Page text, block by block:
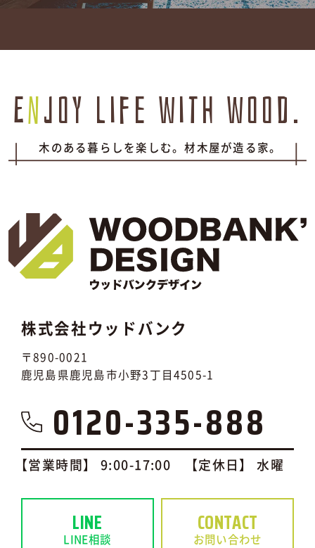
Enjoy life with wood.
木のある暮らしを楽しむ。材木屋が造る家。
株式会社ウッドバンク
〒890-0021
鹿児島県鹿児島市小野3丁目4505-1
0120-335-888
【営業時間】 9:00-17:00 【定休日】 水曜
LINE
LINE相談
CONTACT
お問い合わせ